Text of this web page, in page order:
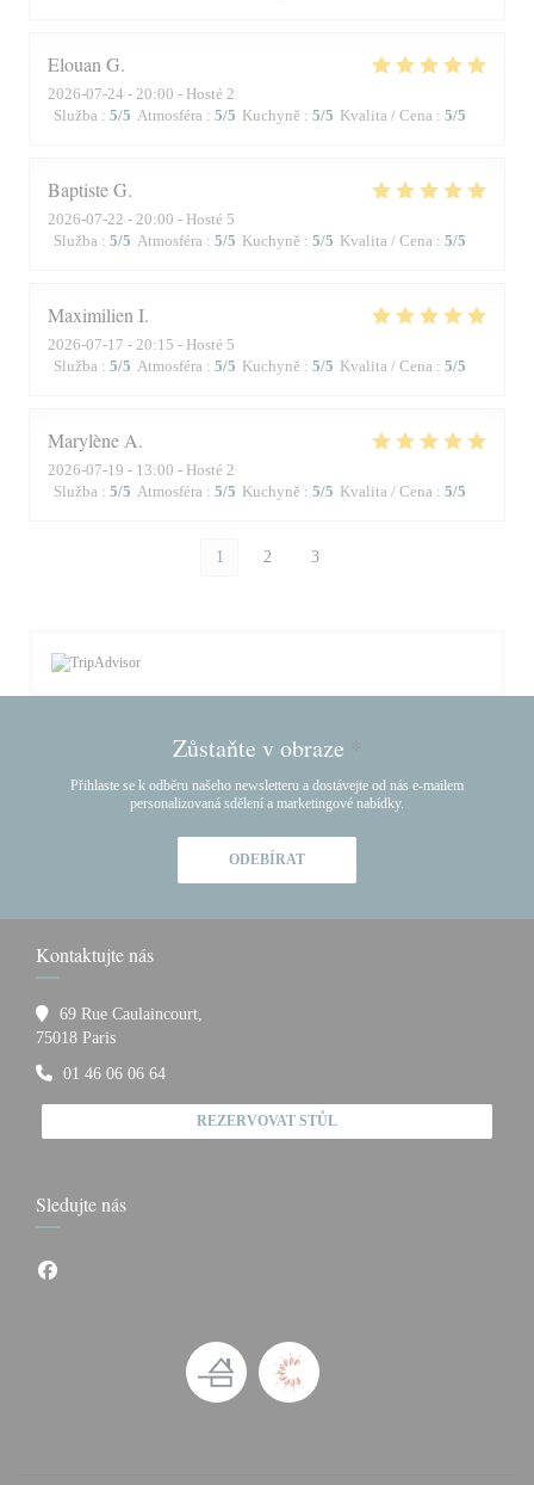
Elouan G
2026-07-24 - 20:00 - Hosté 2
Služba : 5/5 Atmosféra : 5/5 Kuchyně : 5/5 Kvalita / Cena : 5/5
BaptisteG
2026-07-22 - 20:00 - Hosté 5
Služba : 5/5 Atmosféra : 5/5 Kuchyně : 5/5 Kvalita / Cena : 5/5
Maximilien I
2026-07-17 - 20:15 - Hosté 5
Služba : 5/5 Atmosféra : 5/5 Kuchyně : 5/5 Kvalita / Cena : 5/5
Marylène A
2026-07-19 - 13:00 - Hosté 2
Služba : 5/5 Atmosféra : 5/5 Kuchyně : 5/5 Kvalita / Cena : 5/5
1 2 3
Zůstaňte v obraze *
Přihlaste se k odběru našeho newsletteru a dostávejte od nás e-mailem
personalizovaná sdělení a marketingové nabídky.
ODEBÍRAT
Kontaktujte nás
69 Rue Caulaincourt,
75018 Paris((otevře se v novém okně))
01 46 06 06 64
REZERVOVAT STŮL
Sledujte nás
Facebook ((otevře se v novém okně))